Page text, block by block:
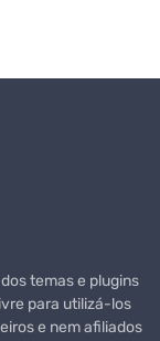
temas e plugins
para utilizá-los
e nem afiliados